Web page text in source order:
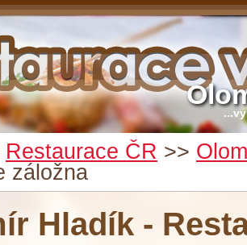
Restaurace ČR >>
záložna
Hladík -